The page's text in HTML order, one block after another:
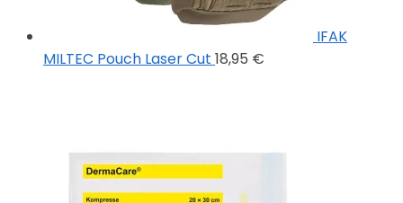
IFAK
MILTEC Pouch Laser Cut 18,95 €